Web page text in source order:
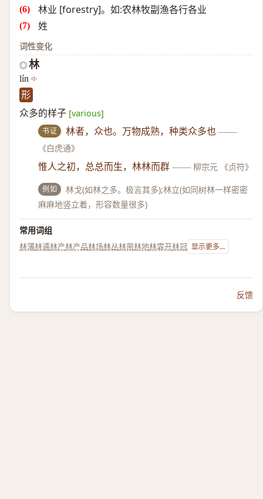
林业 [forestry]。如:农林牧副渔各行各业
姓
词性变化
◎ 林
lín
形
众多的样子 [various]
书证 林者，众也。万物成熟，种类众多也 ——
《白虎通》
惟人之初，总总而生，林林而群 —— 柳宗元 《贞符》
例如
林戈(如林之多。极言其多);林立(如同树林一样密密
麻麻地竖立着，形容数量很多)
常用词组
林薄林逋林产林产品林场林丛林带林地林霏开林冠 显示更多...
反馈